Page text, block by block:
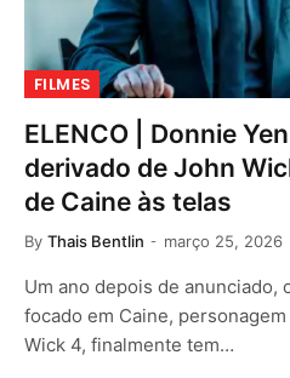
FILMES
ELENCO | Donnie
derivado de John
de Caine às telas
By Thais Bentlin março 25, 2026
Um ano depois de anunciado,
focado em Caine,
Wick 4, finalmente tem…